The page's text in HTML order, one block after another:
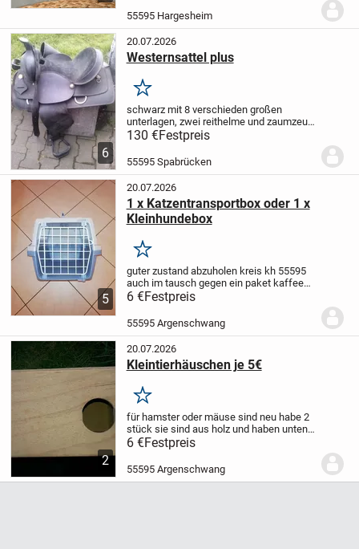
Name sehr verspielt Kinder lieb da wir
selbst...
55595 Hargesheim
6
20.07.2026
Westernsattel plus
Merken
schwarz mit 8 verschieden großen
unterlagen, zwei reithelme und zaumzeug
abzuholen kreis kh
130 €Festpreis
55595 Spabrücken
5
20.07.2026
1 x Katzentransportbox oder 1 x
Kleinhundebox
Merken
guter zustand abzuholen kreis kh 55595
auch im tausch gegen ein paket kaffee
gemahlen.oder kleinhundebox ca. 45 cm
hoch 65 cm lang gegen 2 pakete kaffee
gemahlen.freie auswahl
welcher....................
6 €Festpreis
55595 Argenschwang
2
20.07.2026
Kleintierhäuschen je 5€
Merken
für hamster oder mäuse sind neu habe 2
stück sie sind aus holz und haben unten
einen kunststoffschieber zum leichten
reinigen abzuholen kreis kh 55595
6 €Festpreis
55595 Argenschwang